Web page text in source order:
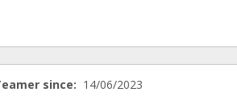
since: 14/06/2023